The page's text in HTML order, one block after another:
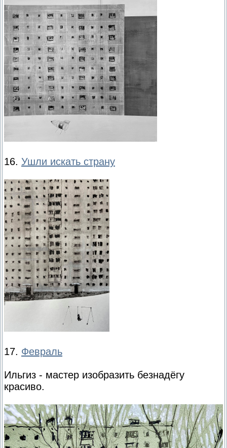
16. Ушли искать страну
17. Февраль
Ильгиз - мастер изобразить безнадёгу
красиво.